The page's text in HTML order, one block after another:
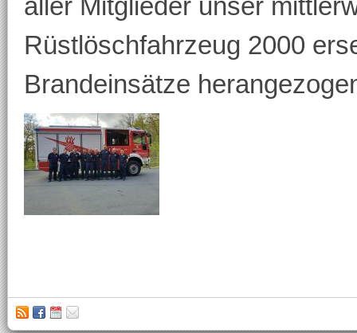
aller Mitglieder unser
Rüstlöschfahrzeug 2000
Brandeinsätze